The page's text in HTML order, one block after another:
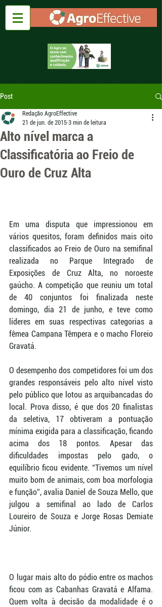
Post
Alto nível marca a
Classificatória ao Freio de
Ouro de Cruz Alta
Redação AgroEffective
21 de jun. de 2015 3 min de leitura
Em uma disputa que impressionou em
vários quesitos, foram definidos mais oito
classificados ao Freio de Ouro na semifinal
realizada no Parque Integrado de
Exposições de Cruz Alta, no noroeste
gaúcho. A competição que reuniu um total
de 40 conjuntos foi finalizada neste
domingo, dia 21 de junho, e teve como
líderes em suas respectivas categorias a
fêmea Campana Têmpera e o macho Floreio
Gravatá.
O desempenho dos competidores foi um dos
grandes responsáveis pelo alto nível visto
pelo público que lotou as arquibancadas do
local. Prova disso, é que dos 20 finalistas
da seletiva, 17 obtiveram a pontuação
mínima exigida para a classificação, ficando
acima dos 18 pontos. Apesar das
dificuldades impostas pelo gado, o
equilíbrio ficou evidente. “Tivemos um nível
muito bom de animais, com boa morfologia
e função”, avalia Daniel de Souza Mello, que
julgou a semifinal ao lado de Carlos
Loureiro de Souza e Jorge Rosas Demiate
Júnior.
O lugar mais alto do pódio entre os machos
ficou com as Cabanhas Gravatá e Alfama.
Quem volta à decisão da modalidade é o